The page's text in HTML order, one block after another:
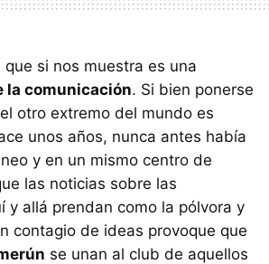
que si nos muestra es una
la comunicación. Si bien ponerse
otro extremo del mundo es
unos años, nunca antes había
y en un mismo centro de
las noticias sobre las
y allá prendan como la pólvora y
contagio de ideas provoque que
se unan al club de aquellos